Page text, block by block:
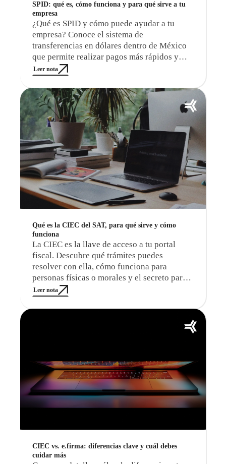
SPID: qué es, cómo funciona y para qué sirve a tu
empresa
¿Qué es SPID y cómo puede ayudar a tu
empresa? Conoce el sistema de
transferencias en dólares dentro de México
que permite realizar pagos más rápidos y
eficientes
Leer nota
Qué es la CIEC del SAT, para qué sirve y cómo
funciona
La CIEC es la llave de acceso a tu portal
fiscal. Descubre qué trámites puedes
resolver con ella, cómo funciona para
personas físicas o morales y el secreto para
usarla a favor de tu negocio.
Leer nota
CIEC vs. e.firma: diferencias clave y cuál debes
cuidar más